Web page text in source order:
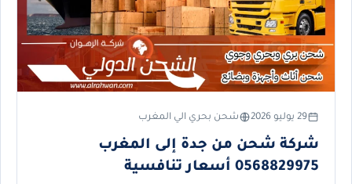
29 يوليو 2026 شحن بحري الي المغرب
شركة شحن من جدة إلى المغرب
0568829975 أسعار تنافسية